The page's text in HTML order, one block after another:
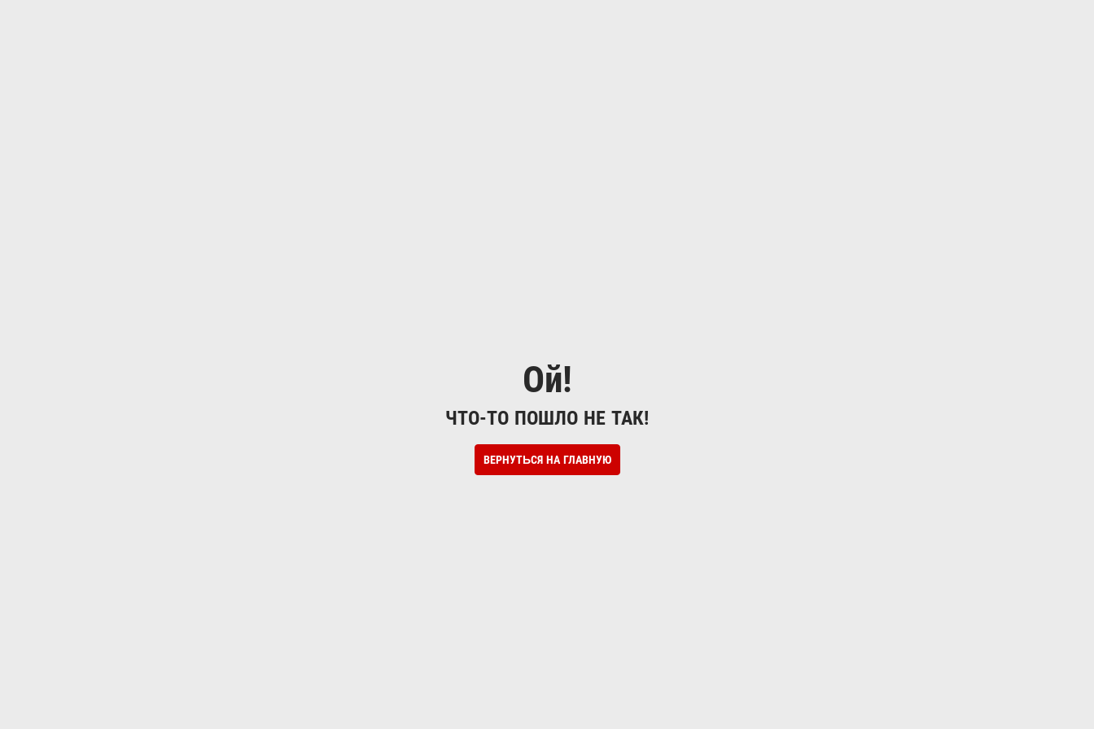
Ой!
ЧТО-ТО ПОШЛО НЕ ТАК!
ВЕРНУТЬСЯ НА ГЛАВНУЮ